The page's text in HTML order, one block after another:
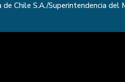
de Chile S.A./Superintendencia del